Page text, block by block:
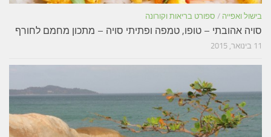
בישול ואפייה / ספורט בריאות וקורונה
סויה אהובתי – טופו, טמפה ופתיתי סויה – מתכון מחמם לחורף
11 בינואר, 2015